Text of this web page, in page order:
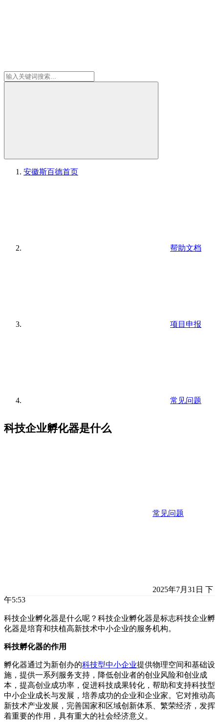
安徽斯百德首页
帮助文档
项目申报
常见问题
科技企业孵化器是什么
常见问题
2025年7月31日 下
午5:53
科技企业孵化器是什么呢？科技企业孵化器是标志科技企业孵
化器是培育和扶植高新技术中小企业的服务机构。
科技孵化器的作用
孵化器通过为新创办的科技型中小企业提供物理空间和基础设
施，提供一系列服务支持，降低创业者的创业风险和创业成
本，提高创业成功率，促进科技成果转化，帮助和支持科技型
中小企业成长与发展，培养成功的企业和企业家。它对推动高
新技术产业发展，完善国家和区域创新体系、繁荣经济，发挥
着重要的作用，具有重大的社会经济意义。